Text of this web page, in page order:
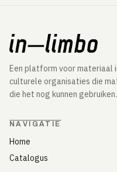
Een platform voor materiaal
culturele organisaties die
die het nog kunnen gebruiken.
NAVIGATIE
Home
Catalogus